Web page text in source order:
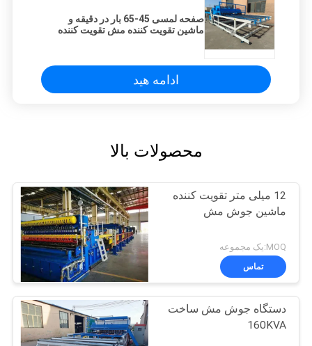
صفحه لمسی 45-65 بار در دقیقه و
ماشین تقویت کننده مش تقویت کننده
ادامه هید
محصولات بالا
12 میلی متر تقویت کننده
ماشین جوش مش
MOQ:یک مجموعه
تماس
دستگاه جوش مش ساخت
160KVA